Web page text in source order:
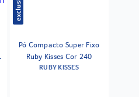
Pó Compacto Super Fixo
Ruby Kisses Cor 240
RUBY KISSES